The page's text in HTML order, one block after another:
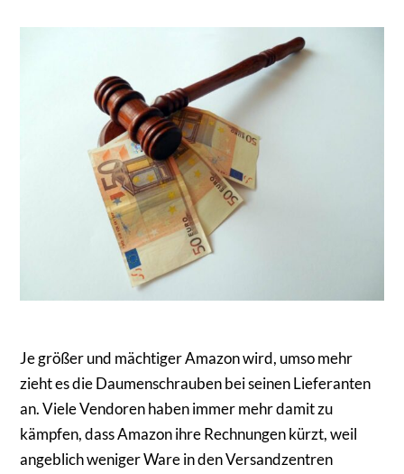
Je größer und mächtiger Amazon wird, umso mehr
zieht es die Daumenschrauben bei seinen Lieferanten
an. Viele Vendoren haben immer mehr damit zu
kämpfen, dass Amazon ihre Rechnungen kürzt, weil
angeblich weniger Ware in den Versandzentren